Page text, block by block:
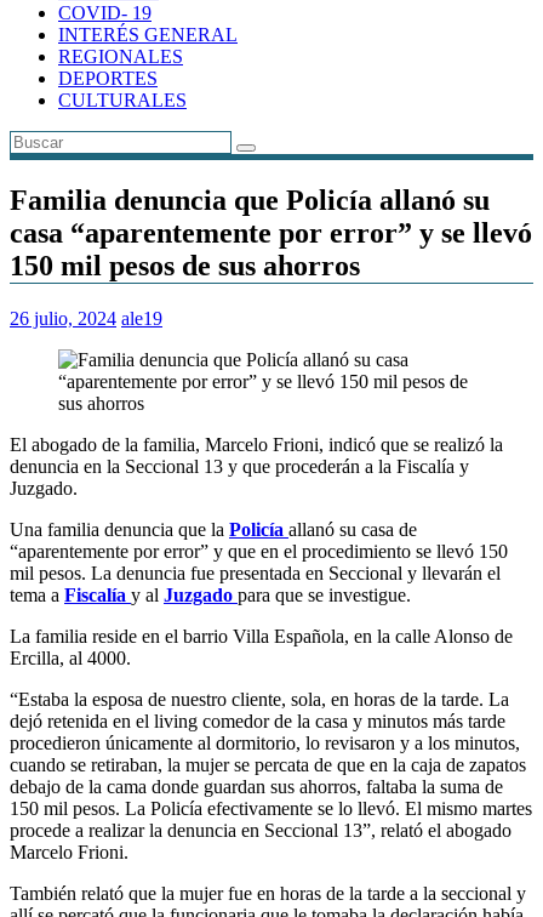
COVID- 19
INTERÉS GENERAL
REGIONALES
DEPORTES
CULTURALES
Familia denuncia que Policía allanó su
casa “aparentemente por error” y se llevó
150 mil pesos de sus ahorros
26 julio, 2024 ale19
El abogado de la familia, Marcelo Frioni, indicó que se realizó la
denuncia en la Seccional 13 y que procederán a la Fiscalía y
Juzgado.
Una familia denuncia que la Policía allanó su casa de
“aparentemente por error” y que en el procedimiento se llevó 150
mil pesos. La denuncia fue presentada en Seccional y llevarán el
tema a Fiscalía y al Juzgado para que se investigue.
La familia reside en el barrio Villa Española, en la calle Alonso de
Ercilla, al 4000.
“Estaba la esposa de nuestro cliente, sola, en horas de la tarde. La
dejó retenida en el living comedor de la casa y minutos más tarde
procedieron únicamente al dormitorio, lo revisaron y a los minutos,
cuando se retiraban, la mujer se percata de que en la caja de zapatos
debajo de la cama donde guardan sus ahorros, faltaba la suma de
150 mil pesos. La Policía efectivamente se lo llevó. El mismo martes
procede a realizar la denuncia en Seccional 13”, relató el abogado
Marcelo Frioni.
También relató que la mujer fue en horas de la tarde a la seccional y